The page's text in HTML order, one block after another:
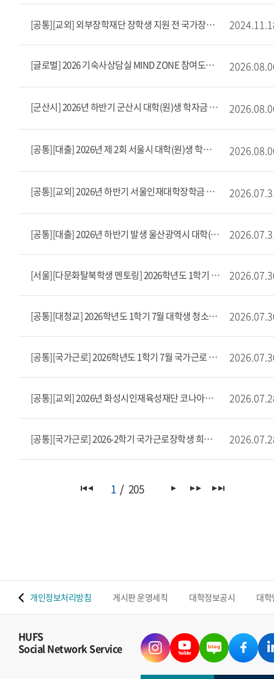
[공통][교외] 외부장학재단 장학생 지원 전 국가장학금 신청
[글로벌] 2026 기숙사상담실 MIND ZONE 참여도우미(근로) 모집
[군산시] 2026년 하반기 군산시 대학(원)생 학자금 대출 이자 지원
[공통][대출] 2026년 제 2회 서울시 대학(원)생 학자금대출 이자 지원
[공통][교외] 2026년 하반기 서울인재대학장학금 장학생 선발 공고(8/3~8/10)
[공통][대출] 2026년 하반기 발생 울산광역시 대학(원)생 학자금대출 이자지원사업 안내
[서울][다문화탈북학생 멘토링] 2026학년도 1학기 7월 다문화탈북학생 멘토링 출근부 마감 안내
[공통][대청교] 2026학년도 1학기 7월 대학생 청소년교육지원장학 출근부 마감 안내
[공통][국가근로] 2026학년도 1학기 7월 국가근로 출근부 마감 안내
[공통][교외] 2026년 화성시인재육성재단 코나아이 소상공인 장학생 모집(~8/11)
[공통][국가근로] 2026-2학기 국가근로장학생 희망근로지 신청 안내
1 205
개인정보처리방침 게시판 운영세칙 대학정보공시 대
HUFS
Social Network Service